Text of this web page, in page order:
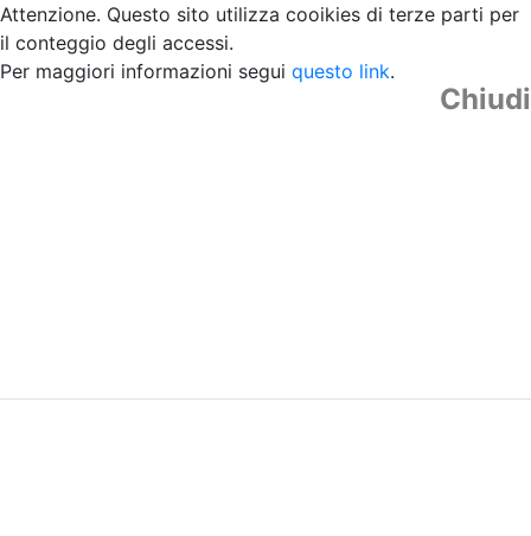
Attenzione. Questo sito utilizza cooikies di terze parti per
il conteggio degli accessi.
Per maggiori informazioni segui questo link.
Chiudi